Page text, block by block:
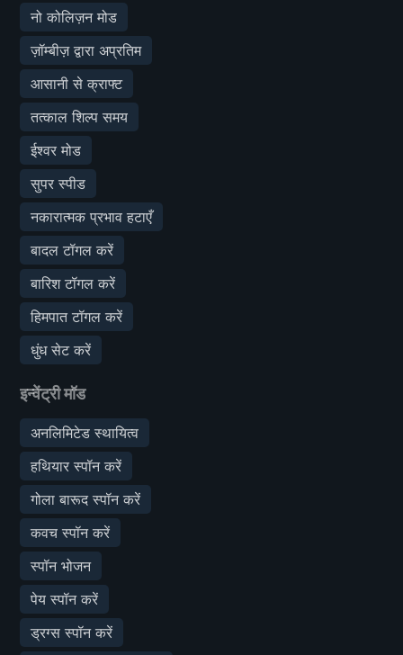
नो कोलिज़न मोड
ज़ॉम्बीज़ द्वारा अप्रतिम
आसानी से क्राफ्ट
तत्काल शिल्प समय
ईश्वर मोड
सुपर स्पीड
नकारात्मक प्रभाव हटाएँ
बादल टॉगल करें
बारिश टॉगल करें
हिमपात टॉगल करें
धुंध सेट करें
इन्वेंट्री मॉड
अनलिमिटेड स्थायित्व
हथियार स्पॉन करें
गोला बारूद स्पॉन करें
कवच स्पॉन करें
स्पॉन भोजन
पेय स्पॉन करें
ड्रग्स स्पॉन करें